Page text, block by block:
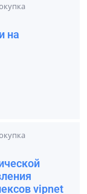
на
vipnet